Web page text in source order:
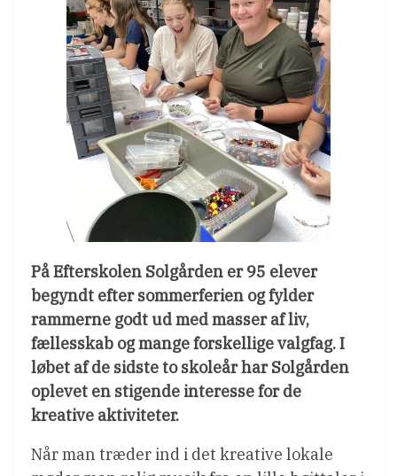
På Efterskolen Solgården er 95 elever
begyndt efter sommerferien og fylder
rammerne godt ud med masser af liv,
fællesskab og mange forskellige valgfag. I
løbet af de sidste to skoleår har Solgården
oplevet en stigende interesse for de
kreative aktiviteter.
Når man træder ind i det kreative lokale